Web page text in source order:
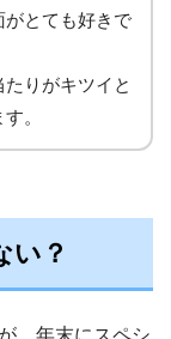
がとても好きで
りがキツイと
。
い？